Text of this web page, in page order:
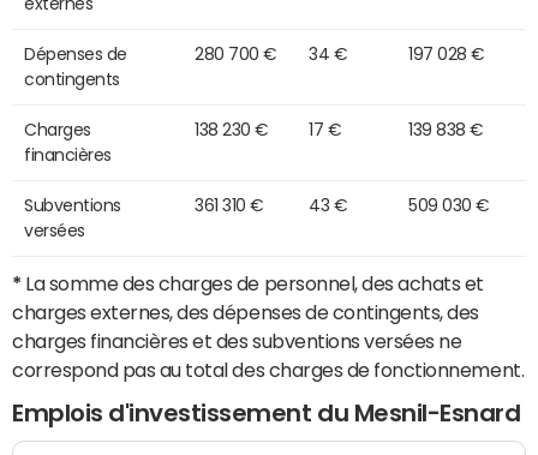
externes
Dépenses de
contingents
280 700 € 34 € 197 028 €
Charges
financières
138 230 € 17 € 139 838 €
Subventions
versées
361 310 € 43 € 509 030 €
* La somme des charges de personnel, des achats et
charges externes, des dépenses de contingents, des
charges financières et des subventions versées ne
correspond pas au total des charges de fonctionnement.
Emplois d'investissement du Mesnil-Esnard